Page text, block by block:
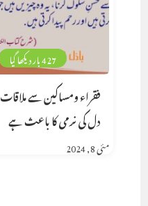
427 بار دیکھا گیا
فقراء ومساکین سے ملاقات
دل کی نرمی کا باعث ہے
مئی 8, 2024